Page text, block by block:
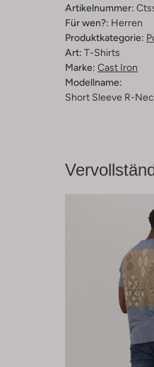
Artikelnummer:
Für wen?: Herren
Produktkategorie:
Art: T-Shirts
Marke: Cast Iron
Modellname:
Short Sleeve R-